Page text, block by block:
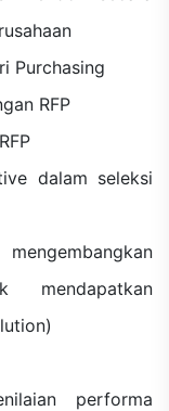
Purchasing
RFP
dalam seleksi
mendapatkan
performa